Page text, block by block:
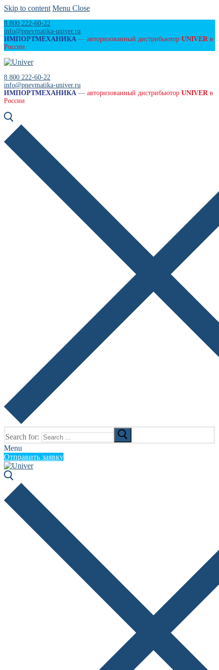
Skip to content Menu Close
8 800 222-60-22
info@pnevmatika-univer.ru
ИМПОРТМЕХАНИКА — авторизованный дистрибьютор UNIVERв
России
8 800 222-60-22
info@pnevmatika-univer.ru
ИМПОРТМЕХАНИКА — авторизованный дистрибьютор UNIVERв
России
Search for:
Menu
Отправить заявку